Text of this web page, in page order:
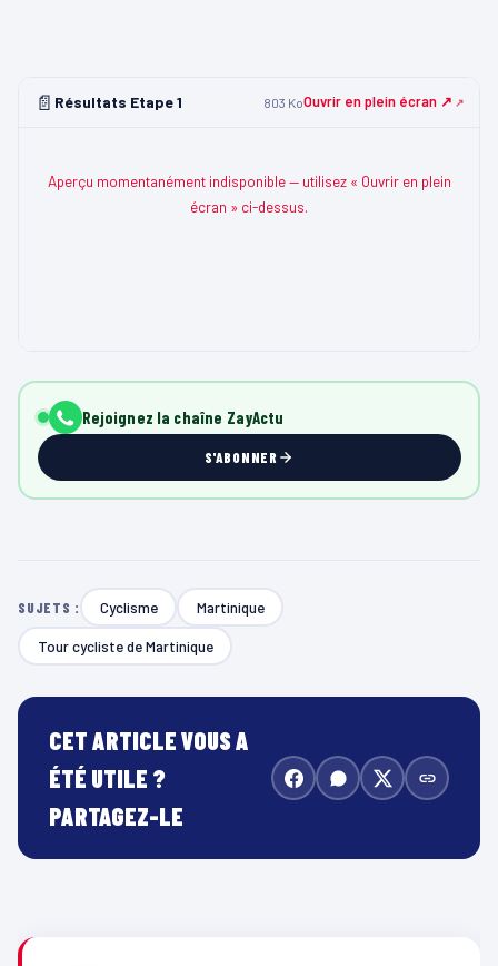
📄 Résultats Etape 1 803 KoOuvrir en plein écran ↗
Aperçu momentanément indisponible — utilisez « Ouvrir en plein
écran » ci-dessus.
Rejoignez la chaîne ZayActu
S'ABONNER
SUJETS : Cyclisme Martinique
Tour cycliste de Martinique
CET ARTICLE VOUS A
ÉTÉ UTILE ?
PARTAGEZ-LE